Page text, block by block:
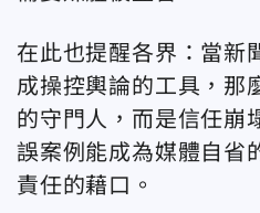
在此也提醒各界：當新
成操控輿論的工具，那
的守門人，而是信任崩
誤案例能成為媒體自省
責任的藉口。